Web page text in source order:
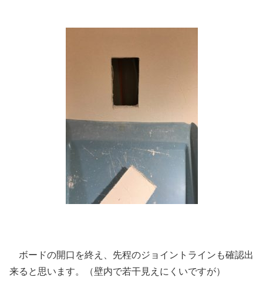
ボードの開口を終え、先程のジョイントラインも確認出
来ると思います。（壁内で若干見えにくいですが）